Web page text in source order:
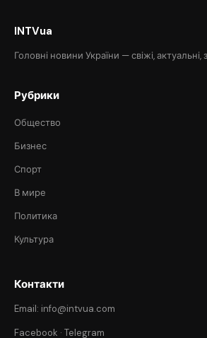
INTVua
Головні новини України — свіжі, актуальні,
Рубрики
Общество
Бизнес
Спорт
В мире
Политика
Культура
Контакти
Email: info@intvua.com
Facebook · Telegram